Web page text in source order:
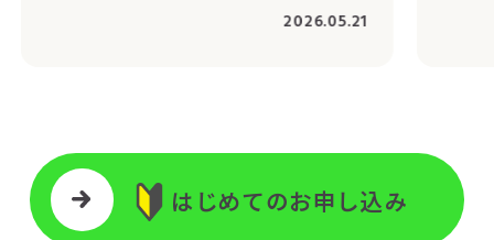
2026.05.21
はじめてのお申し込み